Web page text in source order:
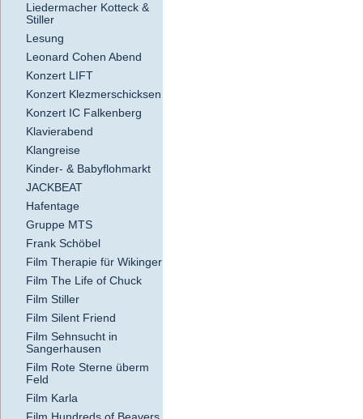
Liedermacher Kotteck &
Stiller
Lesung
Leonard Cohen Abend
Konzert LIFT
Konzert Klezmerschicksen
Konzert IC Falkenberg
Klavierabend
Klangreise
Kinder- & Babyflohmarkt
JACKBEAT
Hafentage
Gruppe MTS
Frank Schöbel
Film Therapie für Wikinger
Film The Life of Chuck
Film Stiller
Film Silent Friend
Film Sehnsucht in
Sangerhausen
Film Rote Sterne überm
Feld
Film Karla